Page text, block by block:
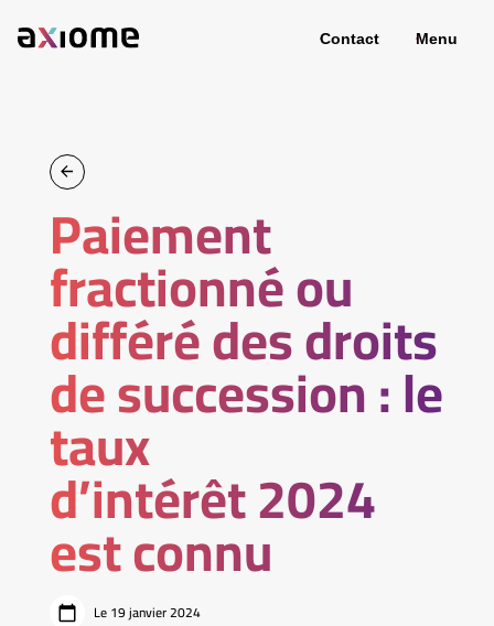
Contact Menu
Paiement
fractionné ou
différé des droits
de succession : le
taux
d’intérêt 2024
est connu
Le 19 janvier 2024